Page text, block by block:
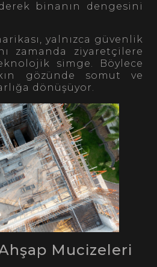
binanın dengesini
yalnızca güvenlik
zamanda ziyaretçilere
simge. Böylece
gözünde somut ve
dönüşüyor.
Mucizeleri